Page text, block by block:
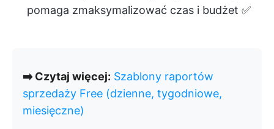
pomaga zmaksymalizować czas i budżet ✅
➡️ Czytaj więcej: Szablony raportów
sprzedaży Free (dzienne, tygodniowe,
miesięczne)